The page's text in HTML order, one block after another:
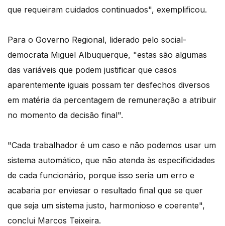
que requeiram cuidados continuados", exemplificou.
Para o Governo Regional, liderado pelo social-
democrata Miguel Albuquerque, "estas são algumas
das variáveis que podem justificar que casos
aparentemente iguais possam ter desfechos diversos
em matéria da percentagem de remuneração a atribuir
no momento da decisão final".
"Cada trabalhador é um caso e não podemos usar um
sistema automático, que não atenda às especificidades
de cada funcionário, porque isso seria um erro e
acabaria por enviesar o resultado final que se quer
que seja um sistema justo, harmonioso e coerente",
conclui Marcos Teixeira.